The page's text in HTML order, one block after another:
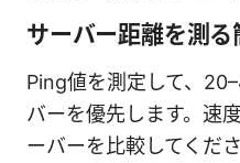
サーバー距離を測る
Ping値を測定して、
バーを優先します。速
ーバーを比較してくださ